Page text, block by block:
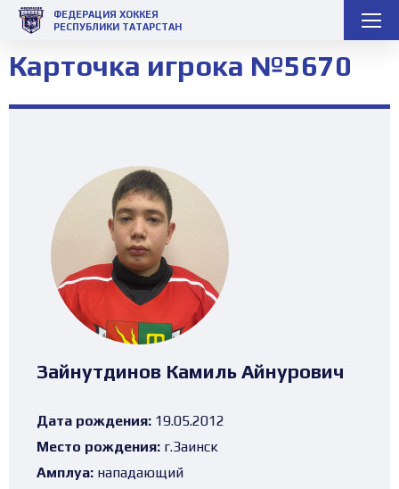
ФЕДЕРАЦИЯ ХОККЕЯ
РЕСПУБЛИКИ ТАТАРСТАН
Карточка игрока №5670
Зайнутдинов Камиль Айнурович
Дата рождения: 19.05.2012
Место рождения: г.Заинск
Амплуа: нападающий